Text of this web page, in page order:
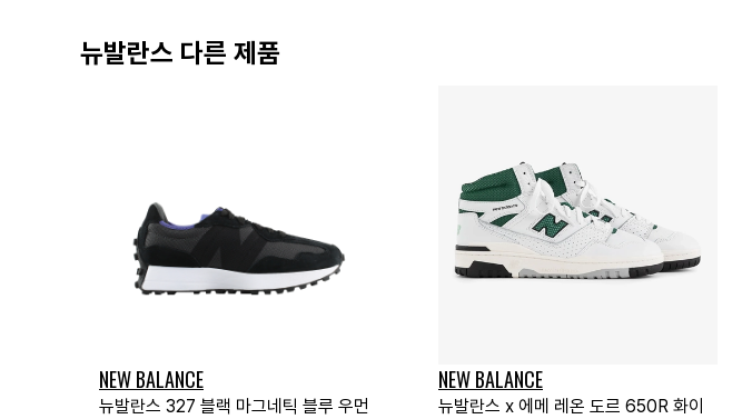
뉴발란스 다른 제품
NEW BALANCE
뉴발란스 327 블랙 마그네틱 블루 우먼
NEW BALANCE
뉴발란스 x 에메 레온 도르 650R 화이